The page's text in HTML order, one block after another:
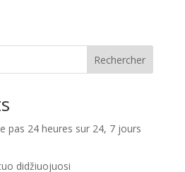
Rechercher
pas 24 heures sur 24, 7 jours
didžiuojuosi